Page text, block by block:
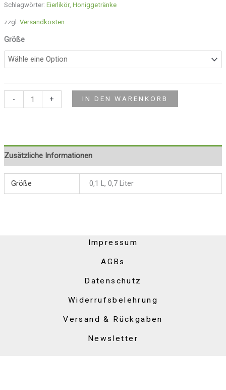
Schlagwörter: Eierlikör, Honiggetränke
zzgl. Versandkosten
Größe
- + IN DEN WARENKORB
Zusätzliche Informationen
Größe 0,1 L, 0,7 Liter
Impressum
AGBs
Datenschutz
Widerrufsbelehrung
Versand & Rückgaben
Newsletter